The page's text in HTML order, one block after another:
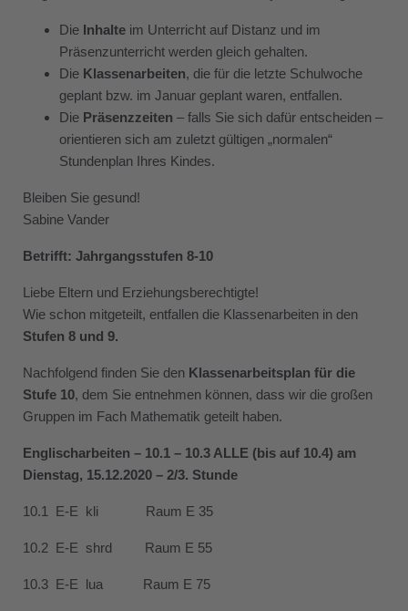
Die Inhalte im Unterricht auf Distanz und im
Präsenzunterricht werden gleich gehalten.
Die Klassenarbeiten, die für die letzte Schulwoche
geplant bzw. im Januar geplant waren, entfallen.
Die Präsenzzeiten – falls Sie sich dafür entscheiden –
orientieren sich am zuletzt gültigen „normalen“
Stundenplan Ihres Kindes.
Bleiben Sie gesund!
Sabine Vander
Betrifft: Jahrgangsstufen 8-10
Liebe Eltern und Erziehungsberechtigte!
Wie schon mitgeteilt, entfallen die Klassenarbeiten in den
Stufen 8 und 9.
Nachfolgend finden Sie den Klassenarbeitsplan für die
Stufe 10, dem Sie entnehmen können, dass wir die großen
Gruppen im Fach Mathematik geteilt haben.
Englischarbeiten – 10.1 – 10.3 ALLE (bis auf 10.4) am
Dienstag, 15.12.2020 – 2/3. Stunde
10.1 E-E kli Raum E 35
10.2 E-E shrd Raum E 55
10.3 E-E lua Raum E 75